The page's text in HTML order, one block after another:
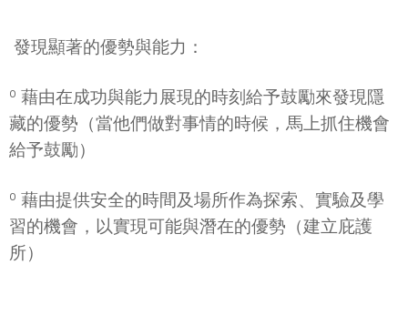
 發現顯著的優勢與能力：
º 藉由在成功與能力展現的時刻給予鼓勵來發現隱
藏的優勢（當他們做對事情的時候，馬上抓住機會
給予鼓勵）
º 藉由提供安全的時間及場所作為探索、實驗及學
習的機會，以實現可能與潛在的優勢（建立庇護
所）